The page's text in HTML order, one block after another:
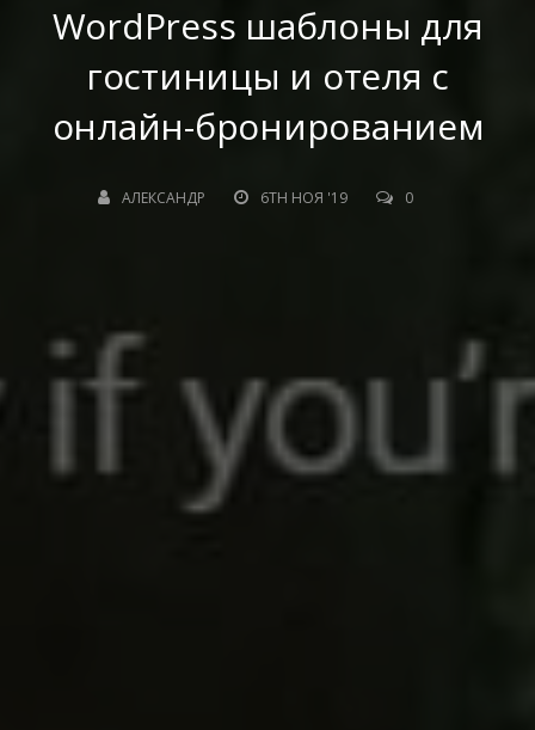
WordPress шаблоны для
гостиницы и отеля c
онлайн-бронированием
АЛЕКСАНДР 6TH НОЯ '19 0